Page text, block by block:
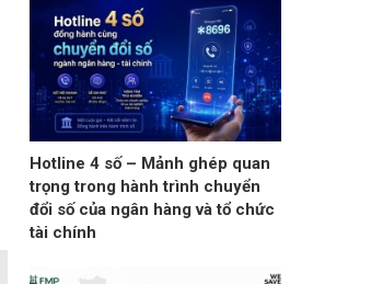
Hotline 4 số – Mảnh ghép quan
trọng trong hành trình chuyển
đổi số của ngân hàng và tổ chức
tài chính